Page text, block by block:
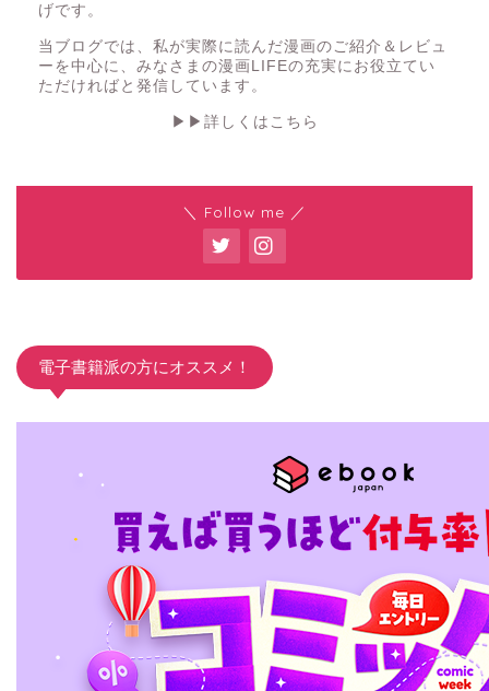
げです。
当ブログでは、私が実際に読んだ漫画のご紹介＆レビュ
ーを中心に、みなさまの漫画LIFEの充実にお役立てい
ただければと発信しています。
▶︎▶︎詳しくはこちら
＼ Follow me ／
電子書籍派の方にオススメ！